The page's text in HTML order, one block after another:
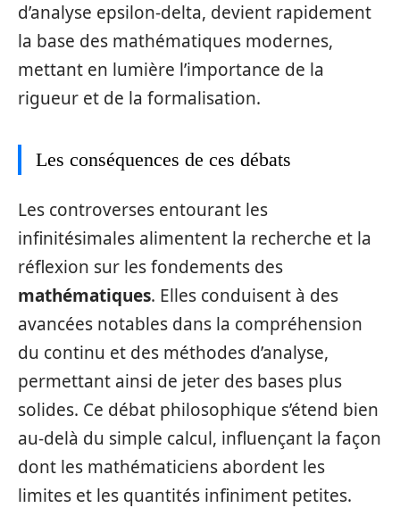
d’analyse epsilon-delta, devient rapidement
la base des mathématiques modernes,
mettant en lumière l’importance de la
rigueur et de la formalisation.
Les conséquences de ces débats
Les controverses entourant les
infinitésimales alimentent la recherche et la
réflexion sur les fondements des
mathématiques. Elles conduisent à des
avancées notables dans la compréhension
du continu et des méthodes d’analyse,
permettant ainsi de jeter des bases plus
solides. Ce débat philosophique s’étend bien
au-delà du simple calcul, influençant la façon
dont les mathématiciens abordent les
limites et les quantités infiniment petites.